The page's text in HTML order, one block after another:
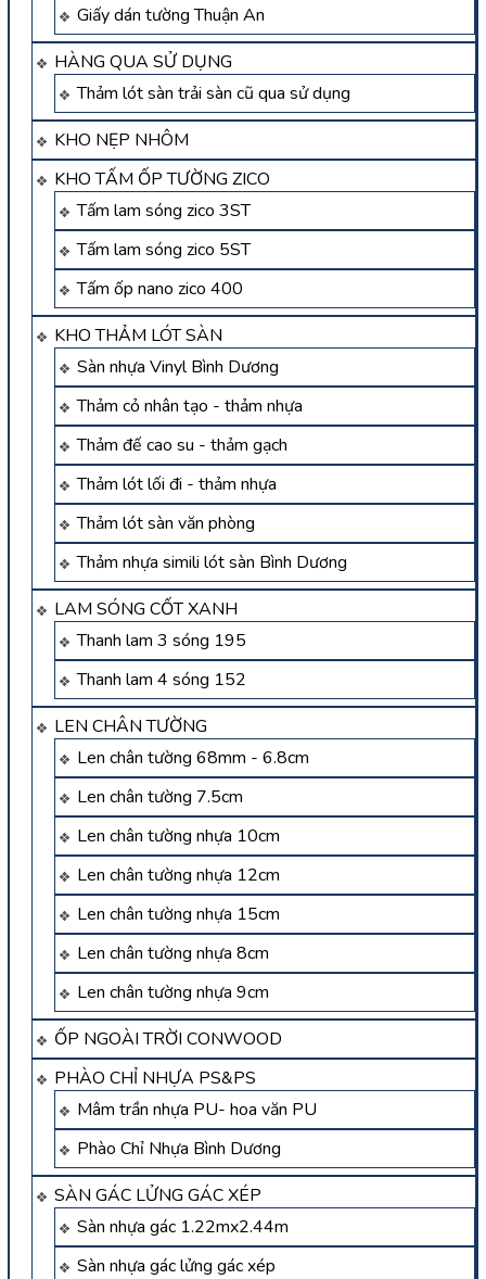
Giấy dán tường Thuận An
HÀNG QUA SỬ DỤNG
Thảm lót sàn trải sàn cũ qua sử dụng
KHO NẸP NHÔM
KHO TẤM ỐP TƯỜNG ZICO
Tấm lam sóng zico 3ST
Tấm lam sóng zico 5ST
Tấm ốp nano zico 400
KHO THẢM LÓT SÀN
Sàn nhựa Vinyl Bình Dương
Thảm cỏ nhân tạo - thảm nhựa
Thảm đế cao su - thảm gạch
Thảm lót lối đi - thảm nhựa
Thảm lót sàn văn phòng
Thảm nhựa simili lót sàn Bình Dương
LAM SÓNG CỐT XANH
Thanh lam 3 sóng 195
Thanh lam 4 sóng 152
LEN CHÂN TƯỜNG
Len chân tường 68mm - 6.8cm
Len chân tường 7.5cm
Len chân tường nhựa 10cm
Len chân tường nhựa 12cm
Len chân tường nhựa 15cm
Len chân tường nhựa 8cm
Len chân tường nhựa 9cm
ỐP NGOÀI TRỜI CONWOOD
PHÀO CHỈ NHỰA PS&PS
Mâm trần nhựa PU- hoa văn PU
Phào Chỉ Nhựa Bình Dương
SÀN GÁC LỬNG GÁC XÉP
Sàn nhựa gác 1.22mx2.44m
Sàn nhựa gác lửng gác xép